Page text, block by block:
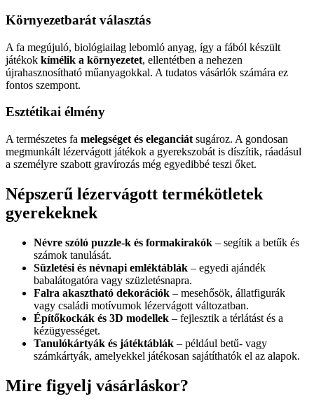
Környezetbarát választás
A fa megújuló, biológiailag lebomló anyag, így a fából készült
játékok kímélik a környezetet, ellentétben a nehezen
újrahasznosítható műanyagokkal. A tudatos vásárlók számára ez
fontos szempont.
Esztétikai élmény
A természetes fa melegséget és eleganciát sugároz. A gondosan
megmunkált lézervágott játékok a gyerekszobát is díszítik, ráadásul
a személyre szabott gravírozás még egyedibbé teszi őket.
Népszerű lézervágott termékötletek
gyerekeknek
Névre szóló puzzle-k és formakirakók – segítik a betűk és
számok tanulását.
Süzletési és névnapi emléktáblák – egyedi ajándék
babalátogatóra vagy szüzletésnapra.
Falra akasztható dekorációk – mesehősök, állatfigurák
vagy családi motívumok lézervágott változatban.
Építőkockák és 3D modellek – fejlesztik a térlátást és a
kézügyességet.
Tanulókártyák és játéktáblák – például betű- vagy
számkártyák, amelyekkel játékosan sajátíthatók el az alapok.
Mire figyelj vásárláskor?